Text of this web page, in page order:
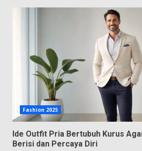
Fashion 2025
Ide Outfit Pria Bertubuh Kurus
Berisi dan Percaya Diri